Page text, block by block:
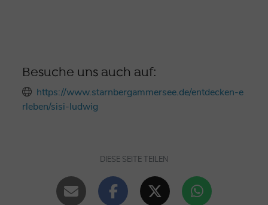
Besuche uns auch auf:
https://www.starnbergammersee.de/entdecken-e
rleben/sisi-ludwig
DIESE SEITE TEILEN